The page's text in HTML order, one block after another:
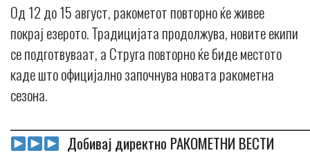
Од 12 до 15 август, ракометот повторно ќе живее
покрај езерото. Традицијата продолжува, новите екипи
се подготвуваат, а Струга повторно ќе биде местото
каде што официјално започнува новата ракометна
сезона.
Добивај директно РАКОМЕТНИ ВЕСТИ